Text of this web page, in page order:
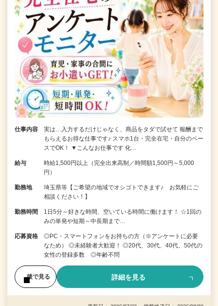
仕事内容
実は…入力するだけじゃなく、商品をタダで試せて 報酬まで
もらえるお得な仕事です♪ スマホ1台・完全在宅・自分のペー
スでOK！ ▼こんなお仕事です 化…
給与
時給1,500円以上（完全出来高制／時間額1,500円～5,000
円）
勤務地
埼玉県等【ご希望の地域でオシゴトできます♪ お気軽にご
相談ください！】
勤務時間
1日5分～好きな時間、空いている時間に働けます！ ☆1回の
みの単発や短期～中長期まで…
応募資格
◎PC・スマートフォンをお持ちの方（※アンケートに必要
なため） ◎未経験者大歓迎！ ◎20代、30代、40代、50代の
女性の登録多数 ◎年齢不問
後で見る 詳細を見る